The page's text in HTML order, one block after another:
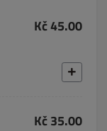
Kč 45.00
Kč 35.00